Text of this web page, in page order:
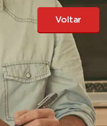
Voltar